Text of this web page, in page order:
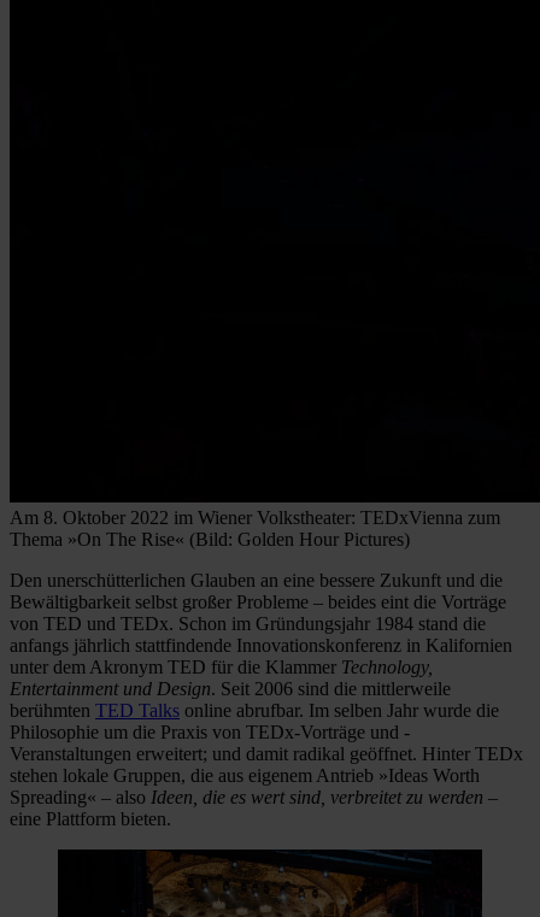
Am 8. Oktober 2022 im Wiener Volkstheater: TEDxVienna zum
Thema »On The Rise« (Bild: Golden Hour Pictures)
Den unerschütterlichen Glauben an eine bessere Zukunft und die
Bewältigbarkeit selbst großer Probleme – beides eint die Vorträge
von TED und TEDx. Schon im Gründungsjahr 1984 stand die
anfangs jährlich stattfindende Innovationskonferenz in Kalifornien
unter dem Akronym TED für die Klammer Technology,
Entertainment und Design. Seit 2006 sind die mittlerweile
berühmten TED Talks online abrufbar. Im selben Jahr wurde die
Philosophie um die Praxis von TEDx-Vorträge und -
Veranstaltungen erweitert; und damit radikal geöffnet. Hinter TEDx
stehen lokale Gruppen, die aus eigenem Antrieb »Ideas Worth
Spreading« – also Ideen, die es wert sind, verbreitet zu werden –
eine Plattform bieten.